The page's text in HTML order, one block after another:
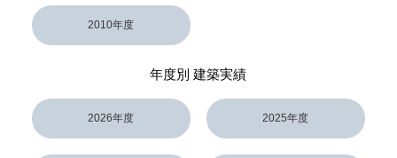
2010年度
年度別 建築実績
2026年度 2025年度